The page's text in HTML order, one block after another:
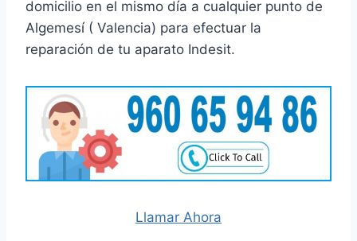
domicilio en el mismo día a cualquier punto de
Algemesí ( Valencia) para efectuar la
reparación de tu aparato Indesit.
Llamar Ahora